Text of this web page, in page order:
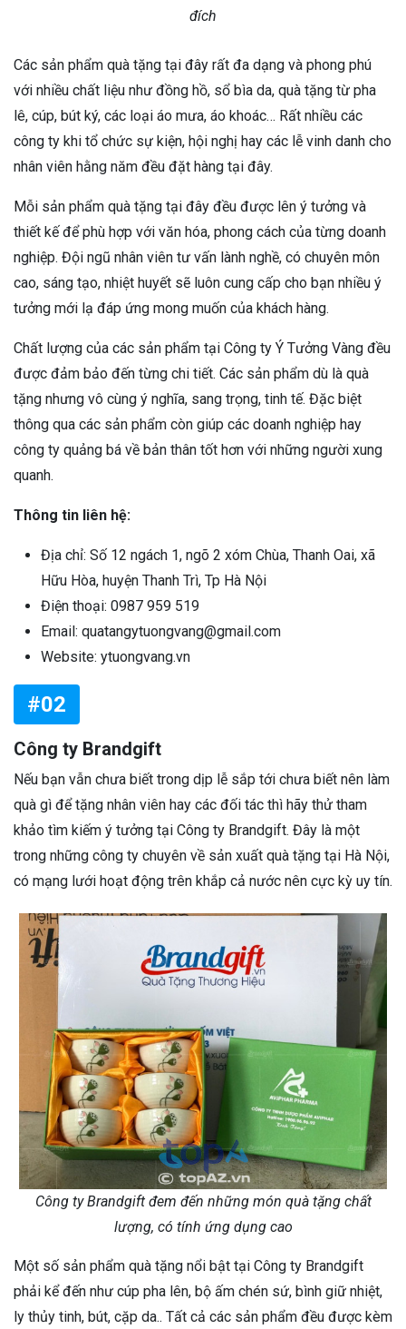
đích
Các sản phẩm quà tặng tại đây rất đa dạng và phong phú
với nhiều chất liệu như đồng hồ, sổ bìa da, quà tặng từ pha
lê, cúp, bút ký, các loại áo mưa, áo khoác… Rất nhiều các
công ty khi tổ chức sự kiện, hội nghị hay các lễ vinh danh cho
nhân viên hằng năm đều đặt hàng tại đây.
Mỗi sản phẩm quà tặng tại đây đều được lên ý tưởng và
thiết kế để phù hợp với văn hóa, phong cách của từng doanh
nghiệp. Đội ngũ nhân viên tư vấn lành nghề, có chuyên môn
cao, sáng tạo, nhiệt huyết sẽ luôn cung cấp cho bạn nhiều ý
tưởng mới lạ đáp ứng mong muốn của khách hàng.
Chất lượng của các sản phẩm tại Công ty Ý Tưởng Vàng đều
được đảm bảo đến từng chi tiết. Các sản phẩm dù là quà
tặng nhưng vô cùng ý nghĩa, sang trọng, tinh tế. Đặc biệt
thông qua các sản phẩm còn giúp các doanh nghiệp hay
công ty quảng bá về bản thân tốt hơn với những người xung
quanh.
Thông tin liên hệ:
Địa chỉ: Số 12 ngách 1, ngõ 2 xóm Chùa, Thanh Oai, xã
Hữu Hòa, huyện Thanh Trì, Tp Hà Nội
Điện thoại: 0987 959 519
Email: quatangytuongvang@gmail.com
Website: ytuongvang.vn
#02
Công ty Brandgift
Nếu bạn vẫn chưa biết trong dịp lễ sắp tới chưa biết nên làm
quà gì để tặng nhân viên hay các đối tác thì hãy thử tham
khảo tìm kiếm ý tưởng tại Công ty Brandgift. Đây là một
trong những công ty chuyên về sản xuất quà tặng tại Hà Nội,
có mạng lưới hoạt động trên khắp cả nước nên cực kỳ uy tín.
Công ty Brandgift đem đến những món quà tặng chất
lượng, có tính ứng dụng cao
Một số sản phẩm quà tặng nổi bật tại Công ty Brandgift
phải kể đến như cúp pha lên, bộ ấm chén sứ, bình giữ nhiệt,
ly thủy tinh, bút, cặp da.. Tất cả các sản phẩm đều được kèm